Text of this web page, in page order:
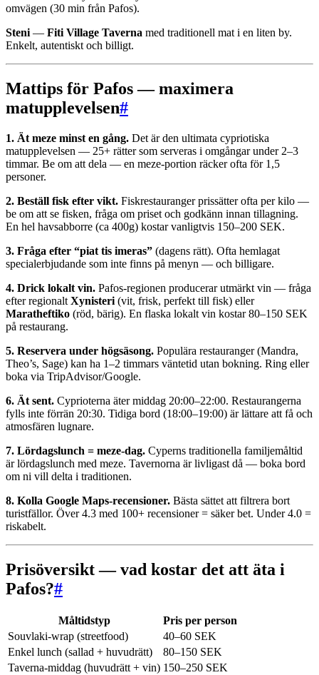
omvägen (30 min från Pafos).
Steni — Fiti Village Taverna med traditionell mat i en liten by.
Enkelt, autentiskt och billigt.
Mattips för Pafos — maximera
matupplevelsen#
1. Ät meze minst en gång. Det är den ultimata cypriotiska
matupplevelsen — 25+ rätter som serveras i omgångar under 2–3
timmar. Be om att dela — en meze-portion räcker ofta för 1,5
personer.
2. Beställ fisk efter vikt. Fiskrestauranger prissätter ofta per kilo —
be om att se fisken, fråga om priset och godkänn innan tillagning.
En hel havsabborre (ca 400g) kostar vanligtvis 150–200 SEK.
3. Fråga efter “piat tis imeras” (dagens rätt). Ofta hemlagat
specialerbjudande som inte finns på menyn — och billigare.
4. Drick lokalt vin. Pafos-regionen producerar utmärkt vin — fråga
efter regionalt Xynisteri (vit, frisk, perfekt till fisk) eller
Maratheftiko (röd, bärig). En flaska lokalt vin kostar 80–150 SEK
på restaurang.
5. Reservera under högsäsong. Populära restauranger (Mandra,
Theo’s, Sage) kan ha 1–2 timmars väntetid utan bokning. Ring eller
boka via TripAdvisor/Google.
6. Ät sent. Cyprioterna äter middag 20:00–22:00. Restaurangerna
fylls inte förrän 20:30. Tidiga bord (18:00–19:00) är lättare att få och
atmosfären lugnare.
7. Lördagslunch = meze-dag. Cyperns traditionella familjemåltid
är lördagslunch med meze. Tavernorna är livligast då — boka bord
om ni vill delta i traditionen.
8. Kolla Google Maps-recensioner. Bästa sättet att filtrera bort
turistfällor. Över 4.3 med 100+ recensioner = säker bet. Under 4.0 =
riskabelt.
Prisöversikt — vad kostar det att äta i
Pafos?#
Måltidstyp
Pris per person
Souvlaki-wrap (streetfood)
40–60 SEK
Enkel lunch (sallad + huvudrätt)
80–150 SEK
Taverna-middag (huvudrätt + vin) 150–250 SEK